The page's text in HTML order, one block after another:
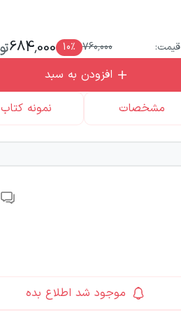
قیمت: 760,000
10٪ 684,000
افزودن به سبد
مشخصات
نمونه کتاب
موجود شد اطلاع بده